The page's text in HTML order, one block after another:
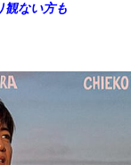
観ない方も